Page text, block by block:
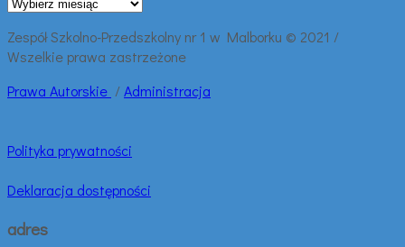
Zespół Szkolno-Przedszkolny nr 1 w Malborku © 2021 /
Wszelkie prawa zastrzeżone
Prawa Autorskie /Administracja
Polityka prywatności
Deklaracja dostępności
adres